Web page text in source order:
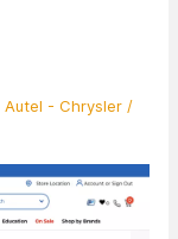
Autel - Chrysler /